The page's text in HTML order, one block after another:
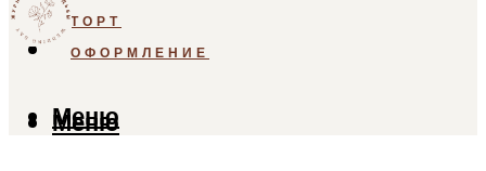
ТОРТ
ОФОРМЛЕНИЕ
Меню
Меню